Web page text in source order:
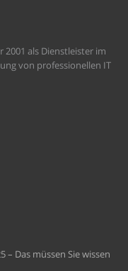
2001 als Dienstleister im
von professionellen IT
– Das müssen Sie wissen